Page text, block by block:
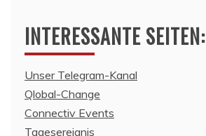
INTERESSANTE SEITEN:
Unser Telegram-Kanal
Qlobal-Change
Connectiv Events
Tagesereignis